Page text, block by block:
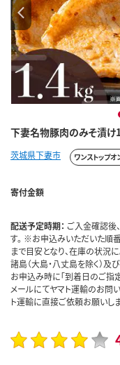
下妻名物豚肉のみそ漬
茨城県下妻市 ワンストップ
寄付金額
配送予定時期： ご入金確認後
す。 ※お申込みいただいた順
まで目安となり、在庫の状況
諸島（大島・八丈島を除く）
お申込み時に「到着日のご指
メールにてヤマト運輸のお問
ト運輸に直接ご依頼お願いしま